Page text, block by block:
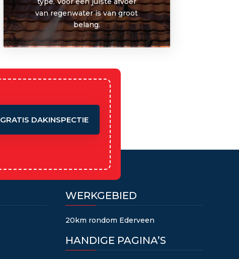
van regenwater is van groot
belang.
GRATIS DAKINSPECTIE
WERKGEBIED
20km rondom Ederveen
HANDIGE PAGINA’S